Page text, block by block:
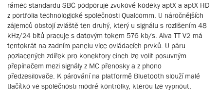
rámec standardu SBC podporuje zvukové kodeky aptX a aptX HD
z portfolia technologické společnosti Qualcomm. U náročnějších
zájemců obstojí zvláště ten druhý, který u signálu s rozlišením 48
kHz/24 bitů pracuje s datovým tokem 576 kb/s. Alva TT V2 má
tentokrát na zadním panelu více ovládacích prvků. U páru
pozlacených zdířek pro konektory cinch lze volit posuvným
přepínačem mezi signály z MC přenosky a z phono
předzesilovače. K párování na platformě Bluetooth slouží malé
tlačítko ve společnosti modré kontrolky, kterou lze vypnout,